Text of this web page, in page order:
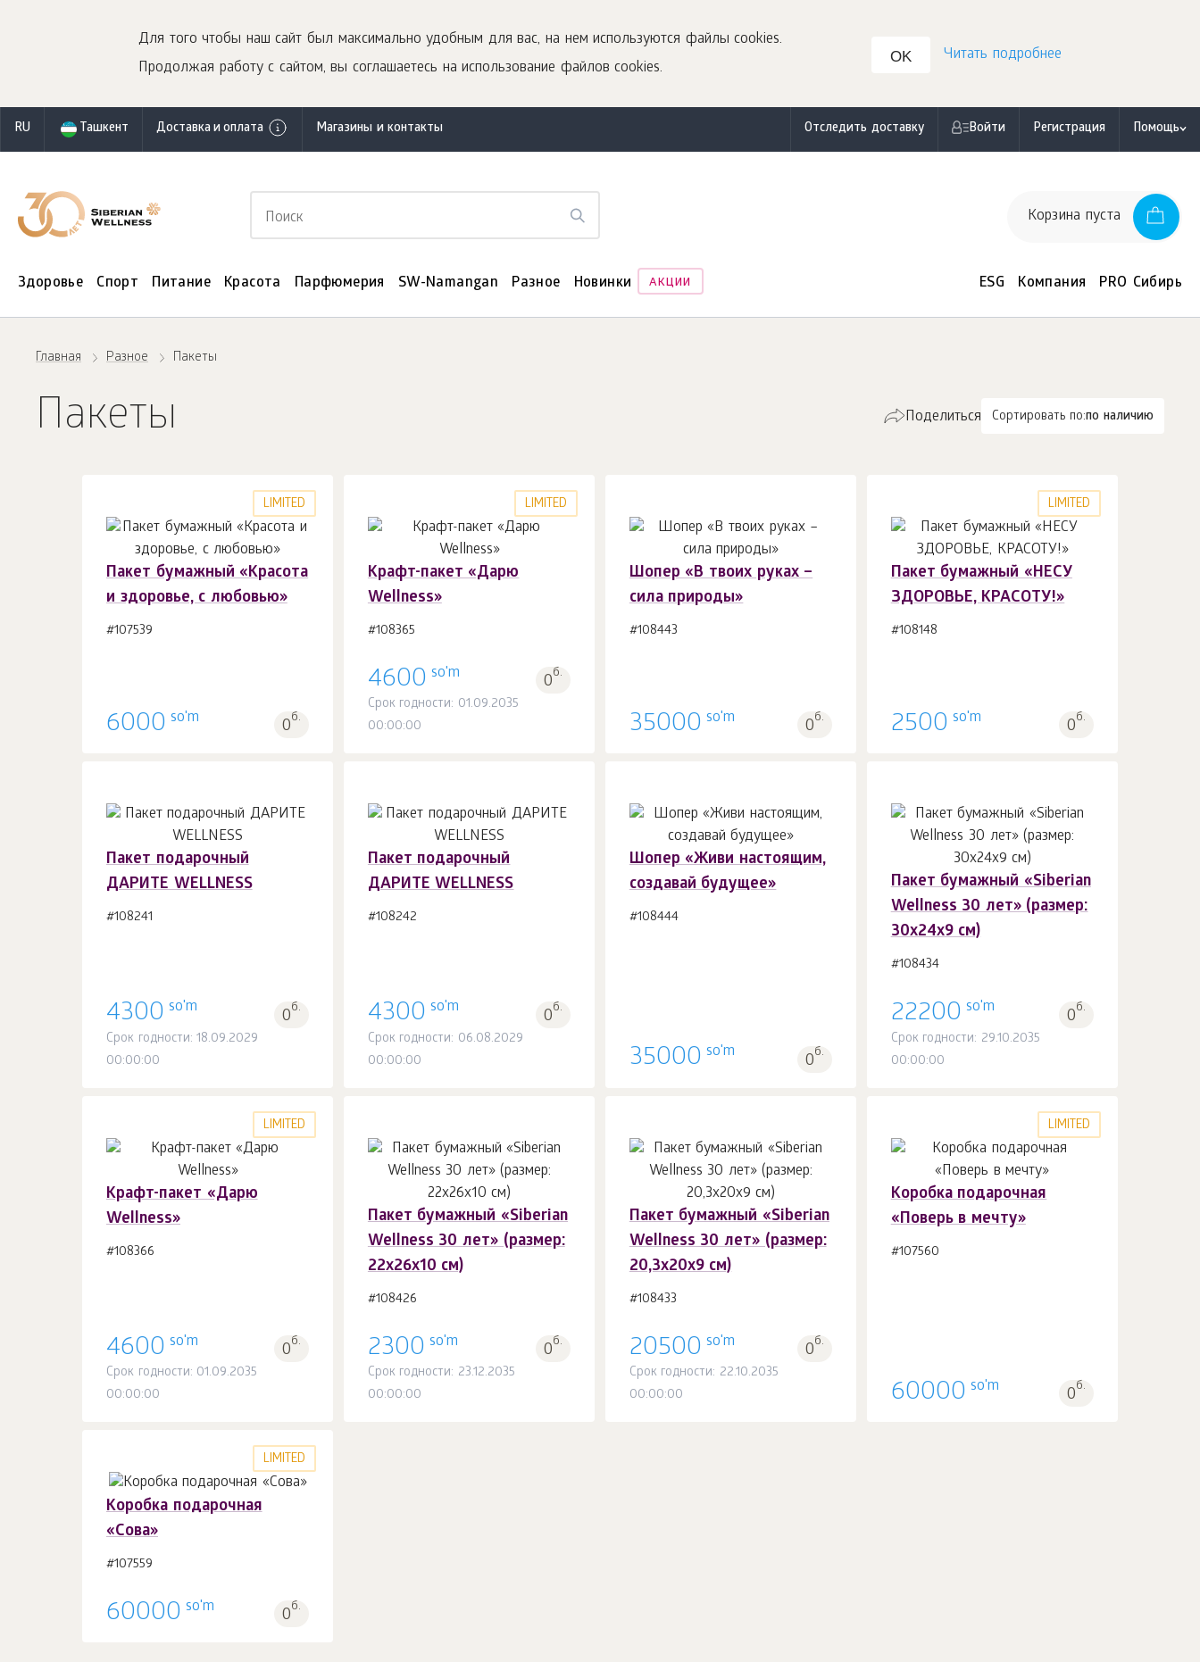
Для того чтобы наш сайт был максимально удобным для вас, на нем используются файлы cookies.
Продолжая работу с сайтом, вы соглашаетесь на использование файлов cookies.
OK Читать подробнее
RU Ташкент Доставка и оплата Магазины и контакты Отследить доставку Войти Регистрация Помощь
Корзина пуста
Здоровье Спорт Питание Красота Парфюмерия SW-Namangan Разное Новинки АКЦИИ ESG Компания PRO Сибирь
Главная Разное Пакеты
Пакеты Сортировать по:по наличию
Поделиться
LIMITED
Пакет бумажный «Красота
и здоровье, с любовью»
#107539
6000 so'm 0б.
LIMITED
Крафт-пакет «Дарю
Wellness»
#108365
4600 so'm 0б.
Срок годности: 01.09.2035
00:00:00
Шопер «В твоих руках –
сила природы»
#108443
35000 so'm 0б.
LIMITED
Пакет бумажный «НЕСУ
ЗДОРОВЬЕ, КРАСОТУ!»
#108148
2500 so'm 0б.
Пакет подарочный
ДАРИТЕ WELLNESS
#108241
4300 so'm 0б.
Срок годности: 18.09.2029
00:00:00
Пакет подарочный
ДАРИТЕ WELLNESS
#108242
4300 so'm 0б.
Срок годности: 06.08.2029
00:00:00
Шопер «Живи настоящим,
создавай будущее»
#108444
35000 so'm 0б.
Пакет бумажный «Siberian
Wellness 30 лет» (размер:
30х24х9 см)
#108434
22200 so'm 0б.
Срок годности: 29.10.2035
00:00:00
В корзину 1шт.
LIMITED
Крафт-пакет «Дарю
Wellness»
#108366
4600 so'm 0б.
Срок годности: 01.09.2035
00:00:00
Пакет бумажный «Siberian
Wellness 30 лет» (размер:
22х26х10 см)
#108426
2300 so'm 0б.
Срок годности: 23.12.2035
00:00:00
В корзину 1шт.
Пакет бумажный «Siberian
Wellness 30 лет» (размер:
20,3х20х9 см)
#108433
20500 so'm 0б.
Срок годности: 22.10.2035
00:00:00
В корзину 1шт.
LIMITED
Коробка подарочная
«Поверь в мечту»
#107560
60000 so'm 0б.
LIMITED
Коробка подарочная
«Сова»
#107559
60000 so'm 0б.